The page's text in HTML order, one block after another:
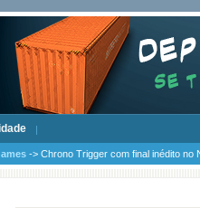
-> Chrono Trigger com final inédito no